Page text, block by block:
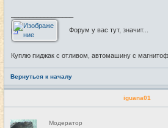
Форум у вас тут, значит...
Куплю пиджак с отливом, автомашину с
Вернуться к началу
iguana01
Н
е
Модератор